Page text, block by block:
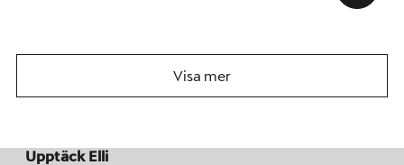
Visa mer
Upptäck Elli